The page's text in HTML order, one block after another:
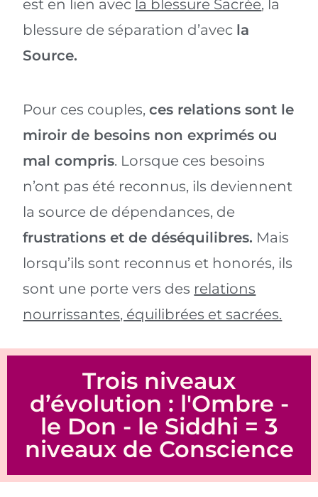
est en lien avec la blessure Sacrée, la
blessure de séparation d’avec la
Source.
Pour ces couples,ces relations sont le
miroir de besoins non exprimés ou
mal compris. Lorsque ces besoins
n’ont pas été reconnus, ils deviennent
la source de dépendances, de
frustrations et de déséquilibres. Mais
lorsqu’ils sont reconnus et honorés, ils
sont une porte vers des relations
nourrissantes, équilibrées et sacrées.
Trois niveaux
d’évolution : l'Ombre -
le Don - le Siddhi = 3
niveaux de Conscience